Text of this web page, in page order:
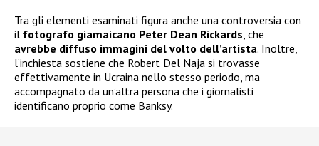
Tra gli elementi esaminati figura anche una controversia con
il fotografo giamaicano Peter Dean Rickards, che
avrebbe diffuso immagini del volto dell’artista. Inoltre,
l’inchiesta sostiene che Robert Del Naja si trovasse
effettivamente in Ucraina nello stesso periodo, ma
accompagnato da un’altra persona che i giornalisti
identificano proprio come Banksy.